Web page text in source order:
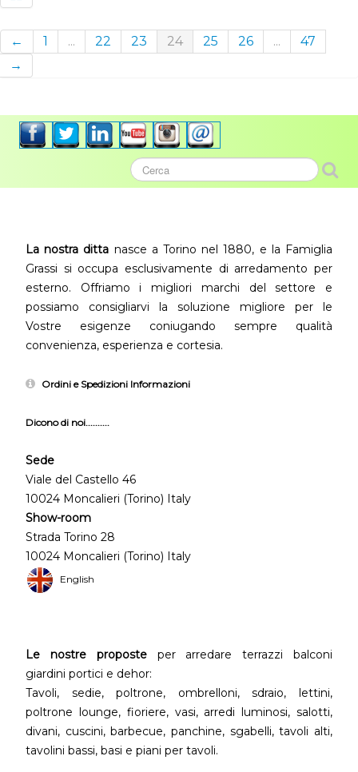
← 1 ... 22 23 24 25 26 ...
47
→
La nostra ditta nasce a Torino nel 1880, e la Famiglia
Grassi si occupa esclusivamente di arredamento per
esterno. Offriamo i migliori marchi del settore e
possiamo consigliarvi la soluzione migliore per le
Vostre esigenze coniugando sempre qualità
convenienza, esperienza e cortesia.
Ordini e Spedizioni Informazioni
Dicono di noi..........
Sede
Viale del Castello 46
10024 Moncalieri (Torino) Italy
Show-room
Strada Torino 28
10024 Moncalieri (Torino) Italy
English
Le nostre proposteper arredare terrazzi balconi
giardini portici e dehor:
Tavoli, sedie, poltrone, ombrelloni, sdraio, lettini,
poltrone lounge, fioriere, vasi, arredi luminosi, salotti,
divani, cuscini, barbecue, panchine, sgabelli, tavoli alti,
tavolini bassi, basi e piani per tavoli.